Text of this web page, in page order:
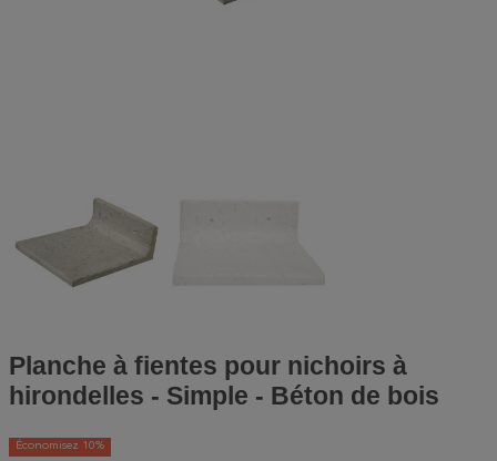
Planche à fientes pour nichoirs à
hirondelles - Simple - Béton de bois
Économisez 10%